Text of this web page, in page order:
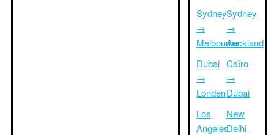
Sydney
→
Melbourne
Dubai
→
Londen
Los
Angeles
Sydney
→
Auckland
Caïro
→
Dubai
New
Delhi